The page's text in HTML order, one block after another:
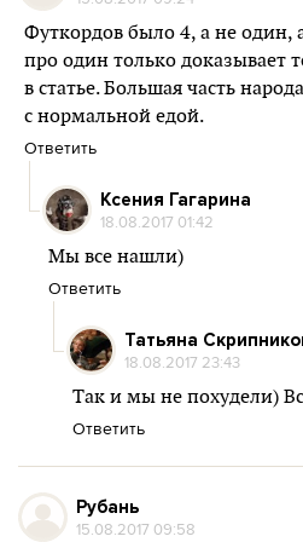
Футкордов было 4, а не один,
про один только доказывает
в статье. Большая часть
с нормальной едой.
Ответить
Ксения Гагарина
18.08.2017 01:42
Мы все нашли)
Ответить
Татьяна
18.08.2017 23:43
Так и мы не похудели)
Ответить
Рубань
15.08.2017 09:58